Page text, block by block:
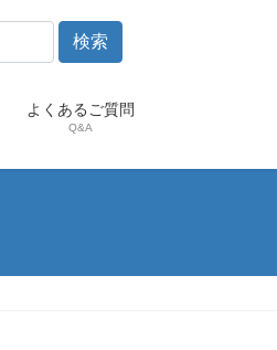
よくあるご質問
Q&A